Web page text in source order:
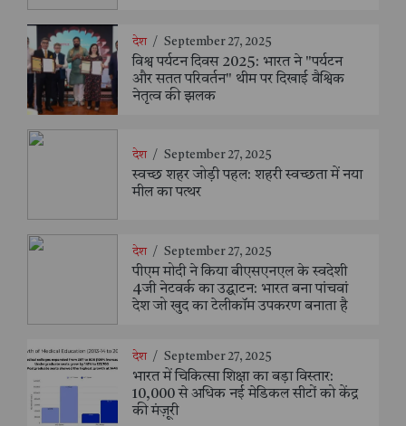
देश / September 27, 2025
विश्व पर्यटन दिवस 2025: भारत ने "पर्यटन
और सतत परिवर्तन" थीम पर दिखाई वैश्विक
नेतृत्व की झलक
देश / September 27, 2025
स्वच्छ शहर जोड़ी पहल: शहरी स्वच्छता में नया
मील का पत्थर
देश / September 27, 2025
पीएम मोदी ने किया बीएसएनएल के स्वदेशी
4जी नेटवर्क का उद्घाटन: भारत बना पांचवां
देश जो खुद का टेलीकॉम उपकरण बनाता है
देश / September 27, 2025
भारत में चिकित्सा शिक्षा का बड़ा विस्तार:
10,000 से अधिक नई मेडिकल सीटों को केंद्र
की मंज़ूरी